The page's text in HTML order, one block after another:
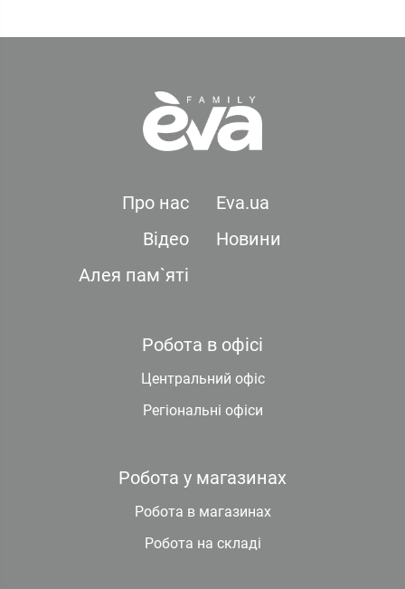
Про нас
Eva.ua
Відео
Новини
Алея пам`яті
Робота в офісі
Центральний офіс
Регіональні офіси
Робота у магазинах
Робота в магазинах
Робота на складі